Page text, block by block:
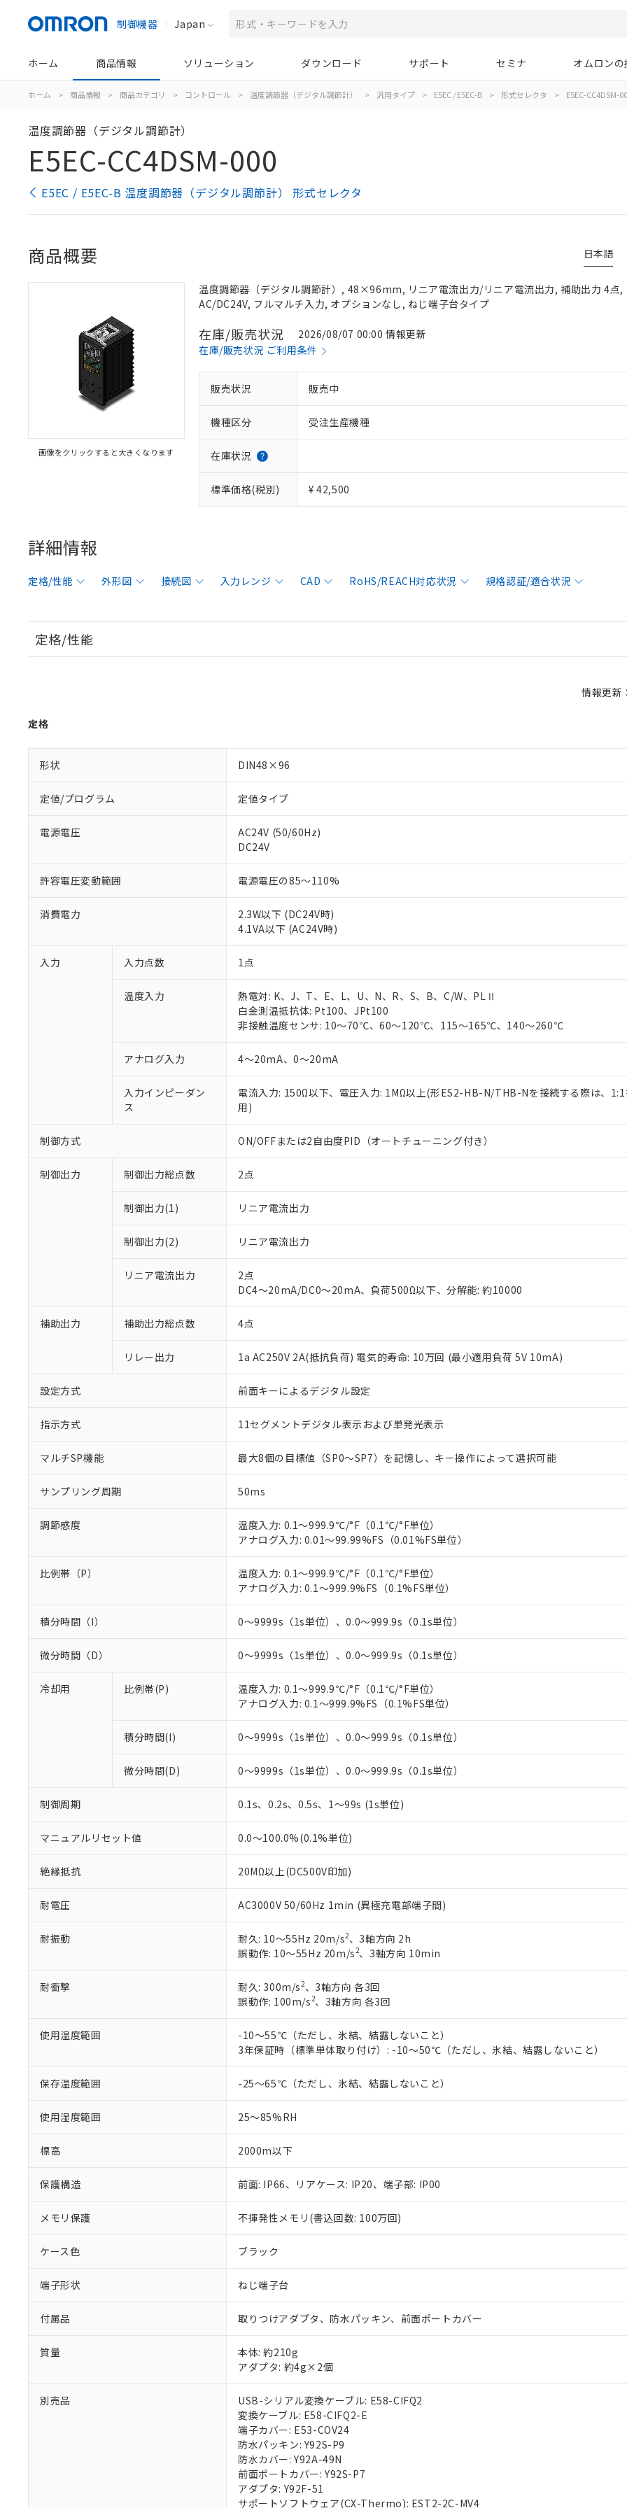
制御機器 Japan
ホーム 商品情報 ソリューション ダウンロード サポート セミナ オムロン
ホーム > 商品情報 > 商品カテゴリ > コントロール > 温度調節器（デジタル調節計） > 汎用タイプ > E5EC / E5EC-B > 形式セレクタ > E5EC-CC4DSM-
温度調節器（デジタル調節計）
E5EC-CC4DSM-000
E5EC / E5EC-B 温度調節器（デジタル調節計） 形式セレクタ
日本語
商品概要
画像をクリックすると大きくなります
温度調節器（デジタル調節計）, 48×96mm, リニア電流出力/リニア電流出力, 補助出力 4点,
AC/DC24V, フルマルチ入力, オプションなし, ねじ端子台タイプ
在庫/販売状況
2026/08/07 00:00 情報更新
在庫/販売状況 ご利用条件
販売状況 販売中
機種区分 受注生産機種
在庫状況
標準価格(税別) ¥ 42,500
詳細情報
定格/性能 外形図 接続図 入力レンジ CAD RoHS/REACH対応状況 規格認証/適合状況
定格/性能
情報更
定格
形状 DIN48×96
定値/プログラム 定値タイプ
電源電圧
AC24V (50/60Hz)
DC24V
許容電圧変動範囲 電源電圧の85～110%
消費電力
2.3W以下 (DC24V時)
4.1VA以下 (AC24V時)
入力 入力点数 1点
温度入力
熱電対: K、J、T、E、L、U、N、R、S、B、C/W、PLⅡ
白金測温抵抗体: Pt100、JPt100
非接触温度センサ: 10～70℃、60～120℃、115～165℃、140～260℃
アナログ入力 4～20mA、0～20mA
入力インピーダン
ス
電流入力: 150Ω以下、電圧入力: 1MΩ以上(形ES2-HB-N/THB-Nを接続する際は、1:1
用)
制御方式 ON/OFFまたは2自由度PID（オートチューニング付き）
制御出力 制御出力総点数 2点
制御出力(1) リニア電流出力
制御出力(2) リニア電流出力
リニア電流出力
2点
DC4～20mA/DC0～20mA、負荷500Ω以下、分解能: 約10000
補助出力 補助出力総点数 4点
リレー出力 1a AC250V 2A(抵抗負荷) 電気的寿命: 10万回 (最小適用負荷 5V 10mA)
設定方式 前面キーによるデジタル設定
指示方式 11セグメントデジタル表示および単発光表示
マルチSP機能 最大8個の目標値（SP0～SP7）を記憶し、キー操作によって選択可能
サンプリング周期 50ms
調節感度
温度入力: 0.1～999.9℃/°F（0.1℃/°F単位）
アナログ入力: 0.01～99.99%FS（0.01%FS単位）
比例帯（P）
温度入力: 0.1～999.9℃/°F（0.1℃/°F単位）
アナログ入力: 0.1～999.9%FS（0.1%FS単位）
積分時間（I） 0～9999s（1s単位）、0.0～999.9s（0.1s単位）
微分時間（D） 0～9999s（1s単位）、0.0～999.9s（0.1s単位）
冷却用 比例帯(P)
温度入力: 0.1～999.9℃/°F（0.1℃/°F単位）
アナログ入力: 0.1～999.9%FS（0.1%FS単位）
積分時間(I) 0～9999s（1s単位）、0.0～999.9s（0.1s単位）
微分時間(D) 0～9999s（1s単位）、0.0～999.9s（0.1s単位）
制御周期 0.1s、0.2s、0.5s、1～99s (1s単位)
マニュアルリセット値 0.0～100.0%(0.1%単位)
絶縁抵抗 20MΩ以上(DC500V印加)
耐電圧 AC3000V 50/60Hz 1min (異極充電部端子間)
耐振動 耐久: 10～55Hz 20m/s2、3軸方向 2h
誤動作: 10～55Hz 20m/s2、3軸方向 10min
耐衝撃 耐久: 300m/s2、3軸方向 各3回
誤動作: 100m/s2、3軸方向 各3回
使用温度範囲
-10～55℃（ただし、氷結、結露しないこと）
3年保証時（標準単体取り付け）: -10～50℃（ただし、氷結、結露しないこと）
保存温度範囲 -25～65℃（ただし、氷結、結露しないこと）
使用湿度範囲 25～85%RH
標高 2000m以下
保護構造 前面: IP66、リアケース: IP20、端子部: IP00
メモリ保護 不揮発性メモリ(書込回数: 100万回)
ケース色 ブラック
端子形状 ねじ端子台
付属品 取りつけアダプタ、防水パッキン、前面ポートカバー
質量
本体: 約210g
アダプタ: 約4g×2個
別売品
USB-シリアル変換ケーブル: E58-CIFQ2
変換ケーブル: E58-CIFQ2-E
端子カバー: E53-COV24
防水パッキン: Y92S-P9
防水カバー: Y92A-49N
前面ポートカバー: Y92S-P7
アダプタ: Y92F-51
サポートソフトウェア(CX-Thermo): EST2-2C-MV4
ご利用条件
以下の条件をお読みいただき、同意のうえご利用ください。
くものです。
当社制御機器事業取扱商品の中には、本サービスの対象外となる商品もあることを
在庫状況および標準価格照会結果は、記載している更新日時点での社内データに基
い。
正式な納期状況および標準価格はお客様のお取引先、またはお客様担当のオムロン
当社販売員にご相談ください。
オムロン制御機器販売店や当社販売拠点は「販売ネットワーク
在庫状況および標準価格結果を当社の事前の承諾なく第三者に漏洩または開示しな
す。
お客様が当ウェブサイト上で当社にご登録された部品リストについて、当社および
が、当社の製品・サービスに関するお客様との取引・商談に必要な範囲で利用する
さい。
※当社の共同利用者とは、"個人情報の共同利用に関して"
いる法人を指します。
※1 対応状況
対応済み：EU RoHS指令（10物質）の非含有に対応した製品が提供可能な商品です。
調査・確認中：EU RoHS指令（10物質）の非含有の対応状況を調査中または確認中の商
非該当品：ライセンス料など無形物で、有害物質有無と関係のない商品です。
仕入先様の事情により、非含有部品としていたものが、含有品と判明した場合などやむ
があります。
六価クロム(Cr(Ⅵ)) 1000ppm以下、ポリ臭化ビフェニル類(PBB) 1000ppm以下、ポリ臭化ジフェニルエーテル類
フタル酸ビス(2-エチルヘキシル) (DEHP)(別名：DOP) 1000ppm以下、フタル酸ブチルベンジル（BBP）
ル（DBP） 1000ppm以下、フタル酸ジイソブチル (DIBP) 1000ppm以下
但し、RoHS指令で産業用監視および制御機器に対する適用除外項目は除く。
フタル酸エステル類の４物質については閾値を超える意図的な使用がないことを確認しています。
※2 対応予定月
部品在庫の切り替え状況などにより、予定月が前後することがあります。
※3 非含有証明書ダウンロード
下記の非含有証明書をダウンロードすることができます。
EU RoHS指令（10物質）の非含有証明書
51物質の非含有証明書（当社基準）
※本証明書は発行日時点で非含有を証明するもので、過去に遡って非含有を証明するも
また、RoHS指令のフタル酸エステル類４物質の対応では、対応完了までの期間は出
混在することから備考欄に対応日を記載しておりました。
り割愛しております。
※1 中国RoHS○×表
「×」：最大均質材料含有率が中国RoHSの基準値を超えていることを示します。
「－」：未確認です。当社販売部門へお問い合わせください。
*中国RoHS10物質の基準値 (GB/T26572)：
DBP(フタル酸ジブチル) : 1000ppm、 DIBP(フタル酸ジイソブチル) : 1000ppm、 BBP(フタル酸ブチルベンジル)
DEHP(フタル酸ビス(2-エチルヘキシル)) : 1000ppm
※2 環境保護使用期限
「ｅ」：有害物質（10物質）のすべてが基準値以下であることを示します。
「10」：通常の使用状況下において有害物質が外部に漏えいし、環境に深刻な影響を及
味します。
「－」：未確認です。当社販売部門へお問い合わせください。
当社は、これら貴社製品のうち、外国為替および外国貿易法に定める商品（以下｢
う）を輸出または国外への提供する場合は、日本国政府の輸出許可(または役務取
などの必要な手続きをとります。
当社は規制貨物を破棄する場合は、完全に破砕するなど、違法に輸出されないよ
当社は貴社製品を、核兵器、ミサイル、化学兵器、生物兵器またはその他武器並び
置等に一切使用いたしません。
当社は、貴社製品を第三者に販売する場合は、上記1、2および3の内容を当該第三
また当社は、販売先および販売に係わる関係者が違法に輸出するおそれがある場合
たしません。
合意する
記
号
説明
○ 一定数以上の在庫あり
△ 一定数には満たないが在庫あり
－
在庫なし(最新の在庫状況については、お客様のお取引先、またはお客様担当
機器販売店・当社販売員にご確認ください)
空
白
受注生産機種、また在庫状況の情報を公開していない機種